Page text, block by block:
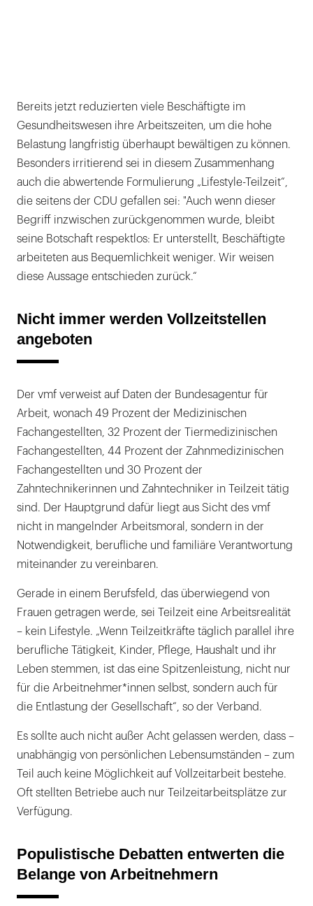
Bereits jetzt reduzierten viele Beschäftigte im
Gesundheitswesen ihre Arbeitszeiten, um die hohe
Belastung langfristig überhaupt bewältigen zu können.
Besonders irritierend sei in diesem Zusammenhang
auch die abwertende Formulierung „Lifestyle-Teilzeit“,
die seitens der CDU gefallen sei: "Auch wenn dieser
Begriff inzwischen zurückgenommen wurde, bleibt
seine Botschaft respektlos: Er unterstellt, Beschäftigte
arbeiteten aus Bequemlichkeit weniger. Wir weisen
diese Aussage entschieden zurück.“
Nicht immer werden Vollzeitstellen
angeboten
Der vmf verweist auf Daten der Bundesagentur für
Arbeit, wonach 49 Prozent der Medizinischen
Fachangestellten, 32 Prozent der Tiermedizinischen
Fachangestellten, 44 Prozent der Zahnmedizinischen
Fachangestellten und 30 Prozent der
Zahntechnikerinnen und Zahntechniker in Teilzeit tätig
sind. Der Hauptgrund dafür liegt aus Sicht des vmf
nicht in mangelnder Arbeitsmoral, sondern in der
Notwendigkeit, berufliche und familiäre Verantwortung
miteinander zu vereinbaren.
Gerade in einem Berufsfeld, das überwiegend von
Frauen getragen werde, sei Teilzeit eine Arbeitsrealität
– kein Lifestyle. „Wenn Teilzeitkräfte täglich parallel ihre
berufliche Tätigkeit, Kinder, Pflege, Haushalt und ihr
Leben stemmen, ist das eine Spitzenleistung, nicht nur
für die Arbeitnehmer*innen selbst, sondern auch für
die Entlastung der Gesellschaft“, so der Verband.
Es sollte auch nicht außer Acht gelassen werden, dass –
unabhängig von persönlichen Lebensumständen – zum
Teil auch keine Möglichkeit auf Vollzeitarbeit bestehe.
Oft stellten Betriebe auch nur Teilzeitarbeitsplätze zur
Verfügung.
Populistische Debatten entwerten die
Belange von Arbeitnehmern